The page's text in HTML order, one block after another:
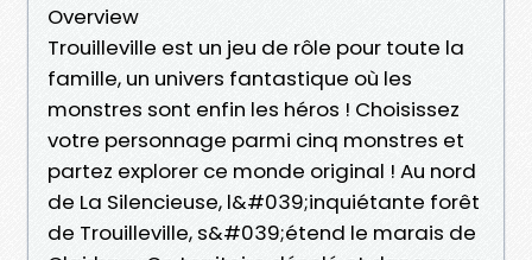
Overview
Trouilleville est un jeu de rôle pour toute la
famille, un univers fantastique où les
monstres sont enfin les héros ! Choisissez
votre personnage parmi cinq monstres et
partez explorer ce monde original ! Au nord
de La Silencieuse, l&#039;inquiétante forêt
de Trouilleville, s&#039;étend le marais de